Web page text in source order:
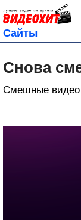
Сайты
Снова
Смешные